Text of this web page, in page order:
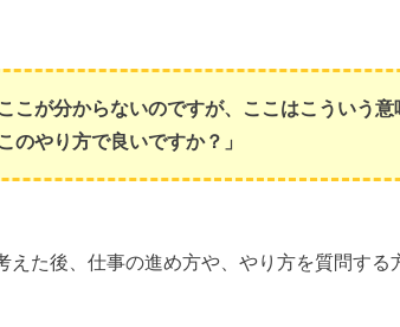
こが分からないのですが、ここはこういう意
のやり方で良いですか？」
えた後、仕事の進め方や、やり方を質問する